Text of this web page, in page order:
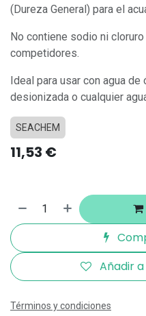
(Dureza General) para el
No contiene sodio ni
competidores.
Ideal para usar con agua
desionizada o cualquier
SEACHEM
11,53 €
Añadir
Términos y condiciones